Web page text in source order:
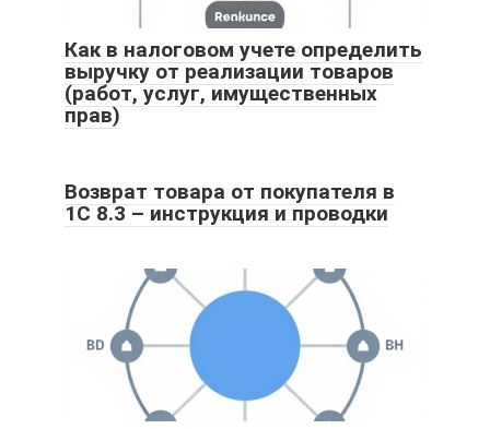
Как в налоговом учете определить
выручку от реализации товаров
(работ, услуг, имущественных
прав)
Возврат товара от покупателя в
1С 8.3 – инструкция и проводки